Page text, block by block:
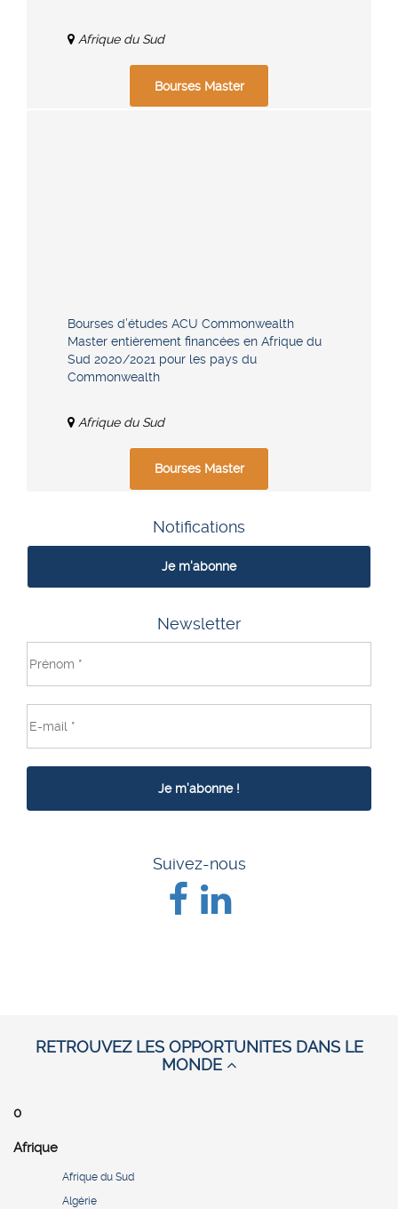
Afrique du Sud
Bourses Master
Bourses d’études ACU Commonwealth
Master entièrement financées en Afrique du
Sud 2020/2021 pour les pays du
Commonwealth
Afrique du Sud
Bourses Master
Notifications
Je m'abonne
Newsletter
Suivez-nous
RETROUVEZ LES OPPORTUNITES DANS LE
MONDE
0
Afrique
Afrique du Sud
Algérie